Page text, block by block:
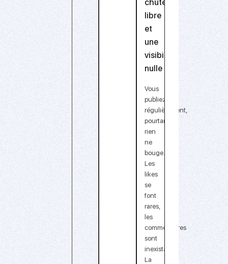
chute
libre
et
une
visibilité
nulle
Vous
publiez
régulièrement,
pourtant,
rien
ne
bouge.
Les
likes
se
font
rares,
les
commentaires
sont
inexistants.
La